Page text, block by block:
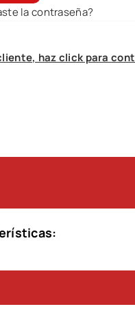
la contraseña?
haz click para